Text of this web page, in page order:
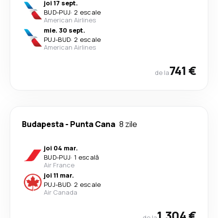
joi 17 sept.
BUD-PUJ· 2 escale
American Airlines
mie. 30 sept.
PUJ-BUD· 2 escale
American Airlines
de la741 €
Budapesta- Punta Cana 8 zile
joi 04 mar.
BUD-PUJ· 1 escală
Air France
joi 11 mar.
PUJ-BUD· 2 escale
Air Canada